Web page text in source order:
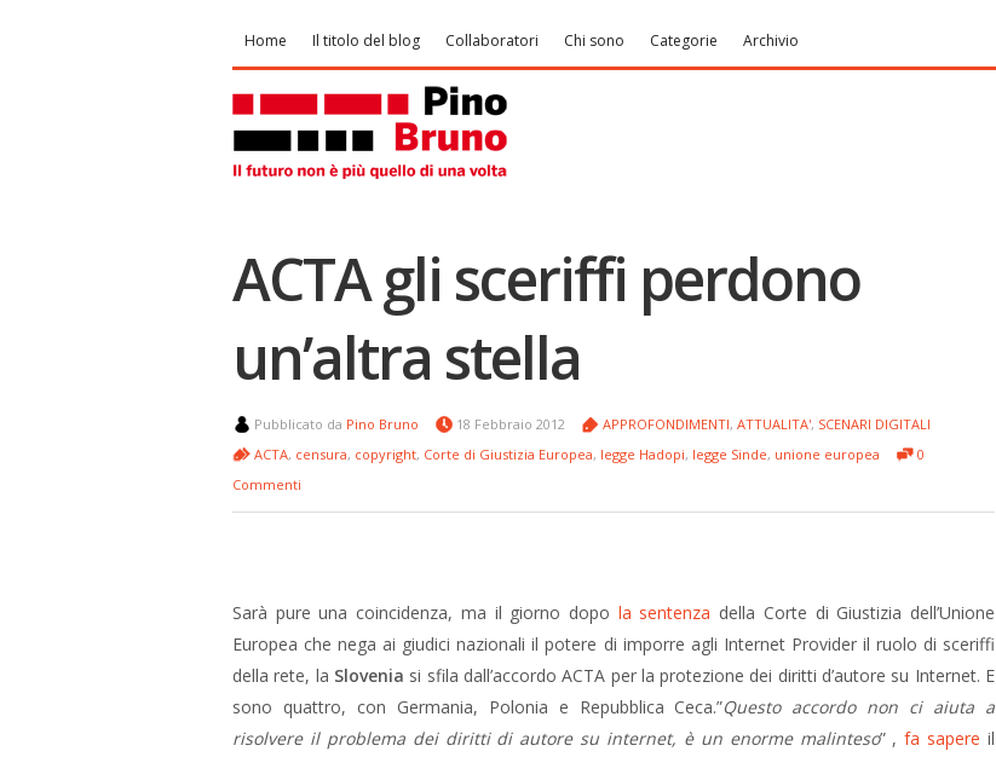
Home Il titolo del blog Collaboratori Chi sono Categorie Archivio
ACTA gli sceriffi perdono
un’altra stella
Pubblicato da Pino Bruno 18 Febbraio 2012 APPROFONDIMENTI, ATTUALITA', SCENARI DIGITALI
ACTA, censura, copyright, Corte di Giustizia Europea, legge Hadopi, legge Sinde, unione europea
0
Commenti
Sarà pure una coincidenza, ma il giorno dopo la sentenza della Corte di Giustizia dell’Unione
Europea che nega ai giudici nazionali il potere di imporre agli Internet Provider il ruolo di sceriffi
della rete, la Slovenia si sfila dall’accordo ACTA per la protezione dei diritti d’autore su Internet. E
sono quattro, con Germania, Polonia e Repubblica Ceca.”Questo accordo non ci aiuta a
risolvere il problema dei diritti di autore su internet, è un enorme malinteso” ,fa sapere il